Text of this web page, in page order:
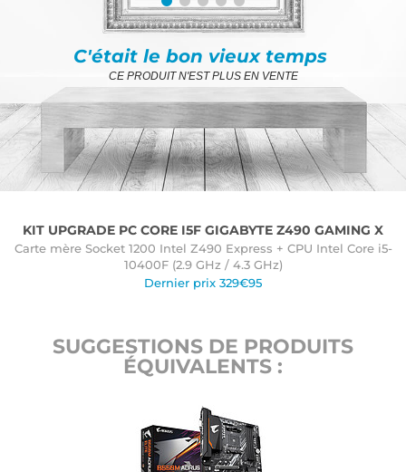
C'était le bon vieux temps
CE PRODUIT N'EST PLUS EN VENTE
KIT UPGRADE PC CORE I5F GIGABYTE Z490 GAMING X
Carte mère Socket 1200 Intel Z490 Express + CPU Intel Core i5-
10400F (2.9 GHz / 4.3 GHz)
Dernier prix 329€95
SUGGESTIONS DE PRODUITS
ÉQUIVALENTS :